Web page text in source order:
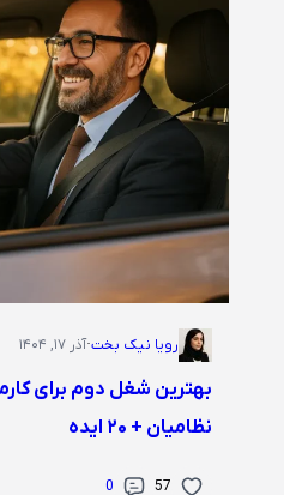
رویا نیک بخت·آذر ۱۷, ۱۴۰۴
بهترین شغل دوم برای
نظامیان + ۲۰ ایده
57
0